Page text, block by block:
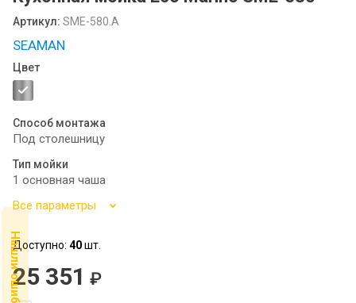
машин
Флипбук GRANFEST
Семинар
Артикул: SME-580.A
SEAMAN
Цвет
Способ монтажа
Под столешницу
Тип мойки
1 основная чаша
Все параметры
Доступно: 40шт.
25 351 ₽
Нашли ошибку ?